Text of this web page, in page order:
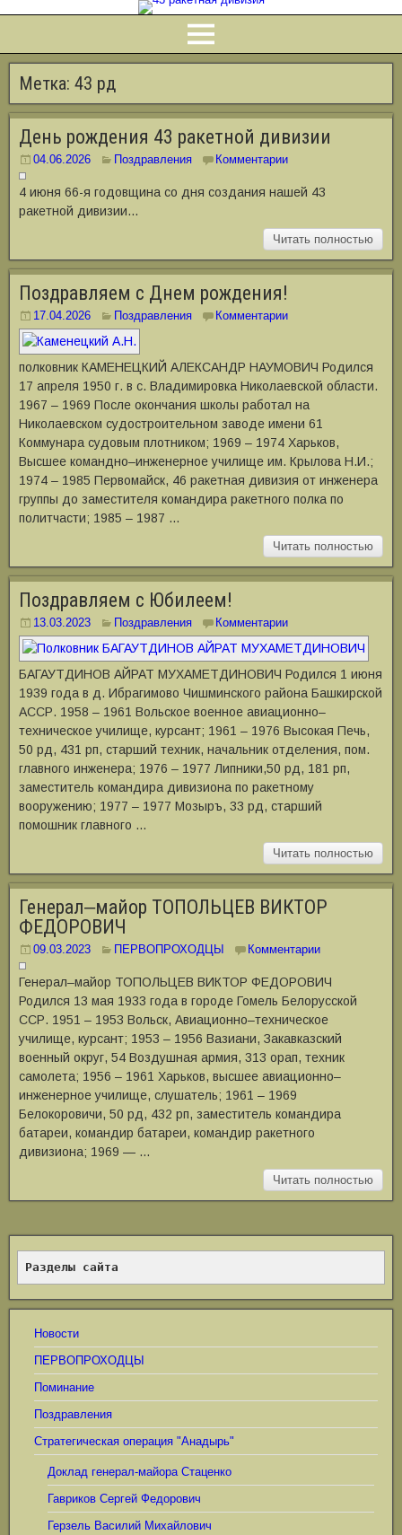
Метка: 43 рд
День рождения 43 ракетной дивизии
04.06.2026 Поздравления Комментарии
4 июня 66-я годовщина со дня создания нашей 43
ракетной дивизии…
Читать полностью
Поздравляем с Днем рождения!
17.04.2026 Поздравления Комментарии
полковник КАМЕНЕЦКИЙ АЛЕКСАНДР НАУМОВИЧ Родился
17 апреля 1950 г. в с. Владимировка Николаевской области.
1967 – 1969 После окончания школы работал на
Николаевском судостроительном заводе имени 61
Коммунара судовым плотником; 1969 – 1974 Харьков,
Высшее командно–инженерное училище им. Крылова Н.И.;
1974 – 1985 Первомайск, 46 ракетная дивизия от инженера
группы до заместителя командира ракетного полка по
политчасти; 1985 – 1987 …
Читать полностью
Поздравляем с Юбилеем!
13.03.2023 Поздравления Комментарии
БАГАУТДИНОВ АЙРАТ МУХАМЕТДИНОВИЧ Родился 1 июня
1939 года в д. Ибрагимово Чишминского района Башкирской
АССР. 1958 – 1961 Вольское военное авиационно–
техническое училище, курсант; 1961 – 1976 Высокая Печь,
50 рд, 431 рп, старший техник, началь­ник отделения, пом.
главного инженера; 1976 – 1977 Липники,50 рд, 181 рп,
заместитель командира дивизиона по ракетному
вооружению; 1977 – 1977 Мозыръ, 33 рд, старший
помошник главного …
Читать полностью
Генерал‒майор ТОПОЛЬЦЕВ ВИКТОР
ФЕДОРОВИЧ
09.03.2023 ПЕРВОПРОХОДЦЫ Комментарии
Генерал‒майор ТОПОЛЬЦЕВ ВИКТОР ФЕДОРОВИЧ
Родился 13 мая 1933 года в городе Гомель Белорусской
ССР. 1951 – 1953 Вольск, Авиационно–техническое
училище, курсант; 1953 – 1956 Вазиани, Закавказский
военный округ, 54 Воздушная армия, 313 орап, техник
самолета; 1956 – 1961 Харьков, высшее авиационно–
инженерное училище, слушатель; 1961 – 1969
Белокоровичи, 50 рд, 432 рп, заместитель командира
батареи, командир батареи, командир ракетного
дивизиона; 1969 — …
Читать полностью
Разделы сайта
Новости
ПЕРВОПРОХОДЦЫ
Поминание
Поздравления
Стратегическая операция "Анадырь"
Доклад генерал-майора Стаценко
Гавриков Сергей Федорович
Герзель Василий Михайлович